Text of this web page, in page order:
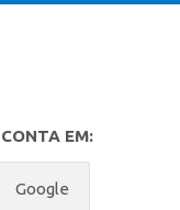
EM:
Google